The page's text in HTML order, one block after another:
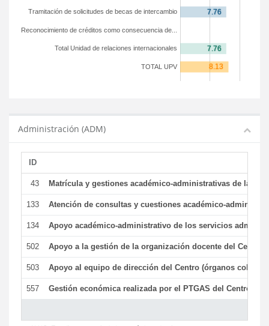
TOTAL UPV
Total Unidad de relaciones internacionales
Reconocimiento de créditos como consecuencia de...
Tramitación de solicitudes de becas de intercambio
Administración (ADM)
ID
43 Matrícula y gestiones académico-administrativas de la
133 Atención de consultas y cuestiones académico-
134 Apoyo académico-administrativo de los servicios
502 Apoyo a la gestión de la organización docente del Centro
503 Apoyo al equipo de dirección del Centro (órganos
557 Gestión económica realizada por el PTGAS del Centro